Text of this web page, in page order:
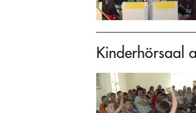
Kinderhörsaal